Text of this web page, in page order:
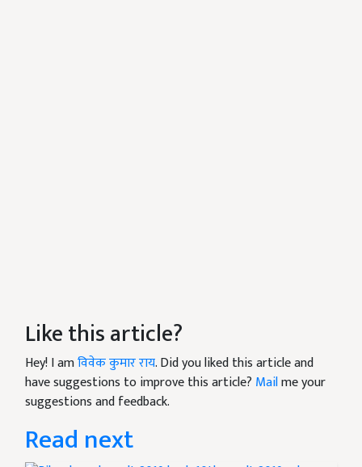
Like this article?
Hey! I amविवेक कुमार राय. Did you liked this article and
have suggestions to improve this article? Mailme your
suggestions and feedback.
Read next